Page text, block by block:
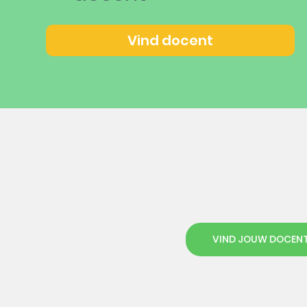
Vind docent
VIND JOUW